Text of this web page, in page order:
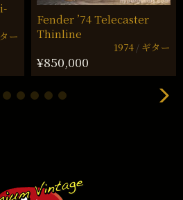
ー
Fender ’74 Telecaster
Thinline
1974 ギター
¥850,000